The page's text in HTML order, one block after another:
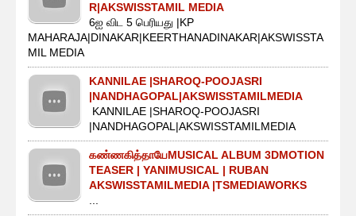
R|AKSWISSTAMIL MEDIA
6ஐ விட 5 பெரியது |KP
MAHARAJA|DINAKAR|KEERTHANADINAKAR|AKSWISSTA
MIL MEDIA
KANNILAE |SHAROQ-POOJASRI
|NANDHAGOPAL|AKSWISSTAMILMEDIA
KANNILAE |SHAROQ-POOJASRI
|NANDHAGOPAL|AKSWISSTAMILMEDIA
கண்ணகித்தாயேMUSICAL ALBUM 3DMOTION
TEASER | YANIMUSICAL | RUBAN
AKSWISSTAMILMEDIA |TSMEDIAWORKS
...